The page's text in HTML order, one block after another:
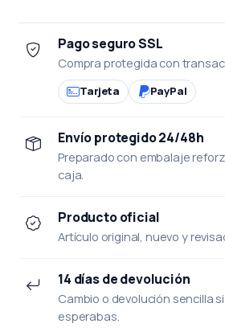
Pago seguro SSL
Compra protegida con
Tarjeta PayPal
Envío protegido 24/48h
Preparado con embalaje
caja.
Producto oficial
Artículo original, nuevo y
14 días de devolución
Cambio o devolución sencilla
esperabas.